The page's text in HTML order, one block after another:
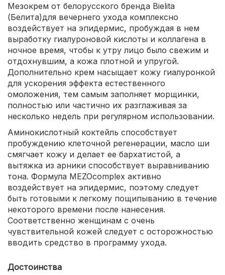
Мезокрем от белорусского бренда Bielita
(Белита)для вечернего ухода комплексно
воздействует на эпидермис, пробуждая в нем
выработку гиалуроновой кислоты и коллагена в
ночное время, чтобы к утру лицо было свежим и
отдохнувшим, а кожа плотной и упругой.
Дополнительно крем насыщает кожу гиалуронкой
для ускорения эффекта естественного
омоложения, тем самым заполняет морщинки,
полностью или частично их разглаживая за
несколько недель при регулярном использовании.
Аминокислотный коктейль способствует
пробуждению клеточной регенерации, масло ши
смягчает кожу и делает ее бархатистой, а
вытяжка из арники способствует выравниванию
тона. Формула MEZOcomplex активно
воздействует на эпидермис, поэтому следует
быть готовыми к легкому пощипыванию в течение
некоторого времени после нанесения.
Соответственно женщинам с очень
чувствительной кожей следует с осторожностью
вводить средство в программу ухода.
Достоинства